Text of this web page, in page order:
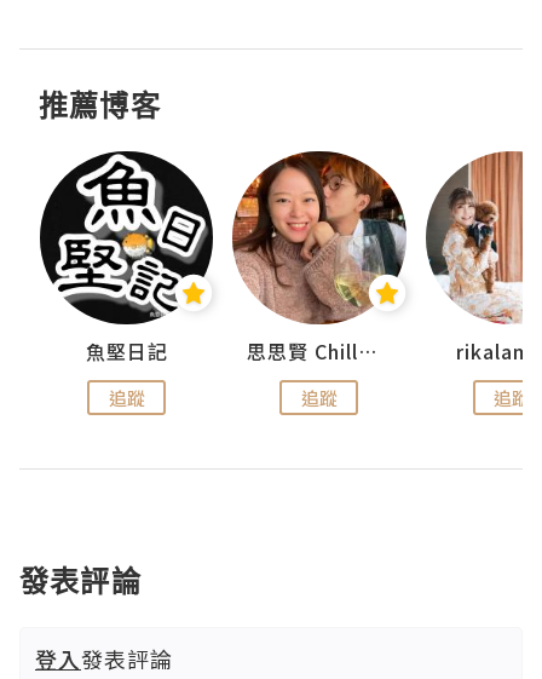
推薦博客
魚堅日記
追蹤
思思賢 ChillMyBabe
追蹤 追蹤
發表評論
登入發表評論